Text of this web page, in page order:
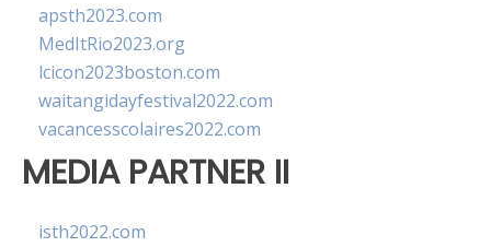
apsth2023.com
MedItRio2023.org
lcicon2023boston.com
waitangidayfestival2022.com
vacancesscolaires2022.com
MEDIA PARTNER II
isth2022.com